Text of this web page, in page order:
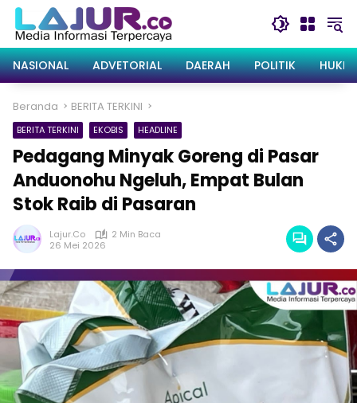
Langsung
konten
NASIONAL
ADVETORIAL DAERAH POLITIK
Beranda BERITA TERKINI
BERITA TERKINI EKOBIS HEADLINE
Pedagang Minyak Goreng di Pasar
Anduonohu Ngeluh, Empat Bulan
Stok Raib di Pasaran
Lajur.co
2 Min Baca
26 Mei 2026